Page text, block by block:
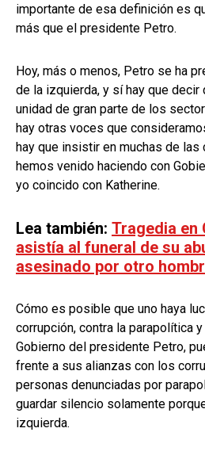
importante de esa definición es
más que el presidente Petro.
Hoy, más o menos, Petro se ha
de la izquierda, y sí hay que decir
unidad de gran parte de los
hay otras voces que
hay que insistir en muchas de las
hemos venido haciendo con
yo coincido con Katherine.
Lea también: Tragedia en
asistía al funeral de su
asesinado por otro
Cómo es posible que uno haya
corrupción, contra la parapolítica
Gobierno del presidente Petro,
frente a sus alianzas con los
personas denunciadas por
guardar silencio solamente
izquierda.